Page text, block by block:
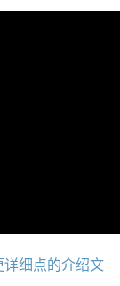
细点的介绍文